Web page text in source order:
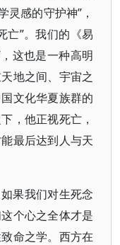
灵感的守护神”，
亡”。我们的《易
这也是一种高明
地之间、宇宙之
文化华夏族群的
，他正视死亡，
最后达到人与天
果我们对生死念
个心之全体才是
命之学。西方在